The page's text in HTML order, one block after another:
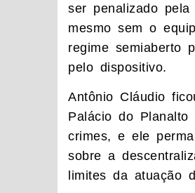
ser penalizado pela
mesmo sem o
regime semiaberto
pelo dispositivo.
Antônio Cláudio
Palácio do
crimes, e ele
sobre a
limites da atuação